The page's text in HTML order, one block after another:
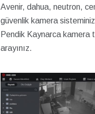
Avenir, dahua, neutron,
güvenlik kamera
Pendik Kaynarca kamera
arayınız.